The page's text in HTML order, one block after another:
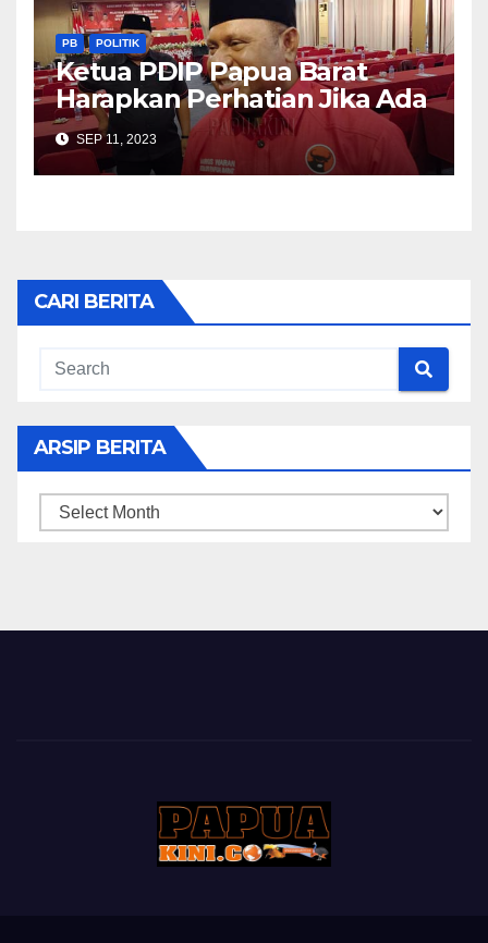
PB POLITIK
Ketua PDIP Papua Barat
Harapkan Perhatian Jika Ada
Usulan Pergantian Penjabat
Gubernur
SEP 11, 2023
CARI BERITA
ARSIP BERITA
ARSIP